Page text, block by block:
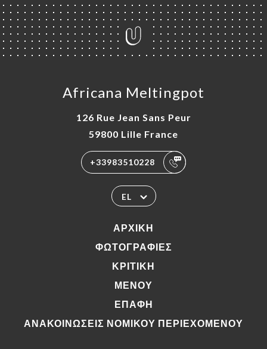
Africana Meltingpot
126 Rue Jean Sans Peur
59800 Lille France
+33983510228
EL
ΑΡΧΙΚΉ
ΦΩΤΟΓΡΑΦΊΕΣ
ΚΡΙΤΙΚΉ
ΜΕΝΟΎ
ΕΠΑΦΉ
ΑΝΑΚΟΙΝΏΣΕΙΣ ΝΟΜΙΚΟΎ ΠΕΡΙΕΧΟΜΈΝΟΥ